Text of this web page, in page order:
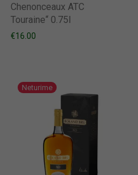
Chenonceaux ATC
Touraine“ 0.75l
€16.00